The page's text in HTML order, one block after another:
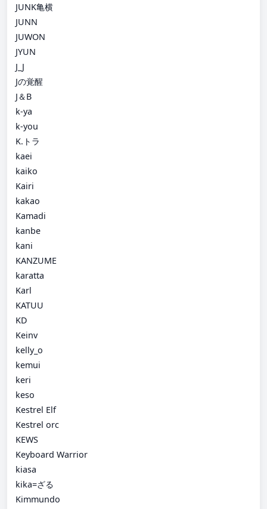
JUNK亀横
JUNN
JUWON
JYUN
J_J
Jの覚醒
J＆B
k-ya
k-you
K.トラ
kaei
kaiko
Kairi
kakao
Kamadi
kanbe
kani
KANZUME
karatta
Karl
KATUU
KD
Keinv
kelly_o
kemui
keri
keso
Kestrel Elf
Kestrel orc
KEWS
Keyboard Warrior
kiasa
kika=ざる
Kimmundo